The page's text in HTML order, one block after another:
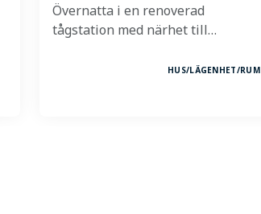
Övernatta i en renoverad
tågstation med närhet till…
HUS/LÄGENHET/RUM